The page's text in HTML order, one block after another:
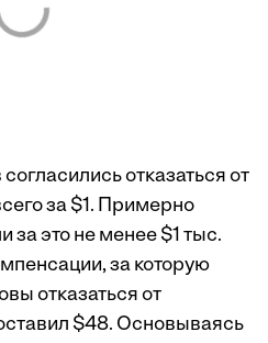
отказаться от
за $1. Примерно
за это не менее $1 тыс.
за которую
отказаться от
$48. Основываясь